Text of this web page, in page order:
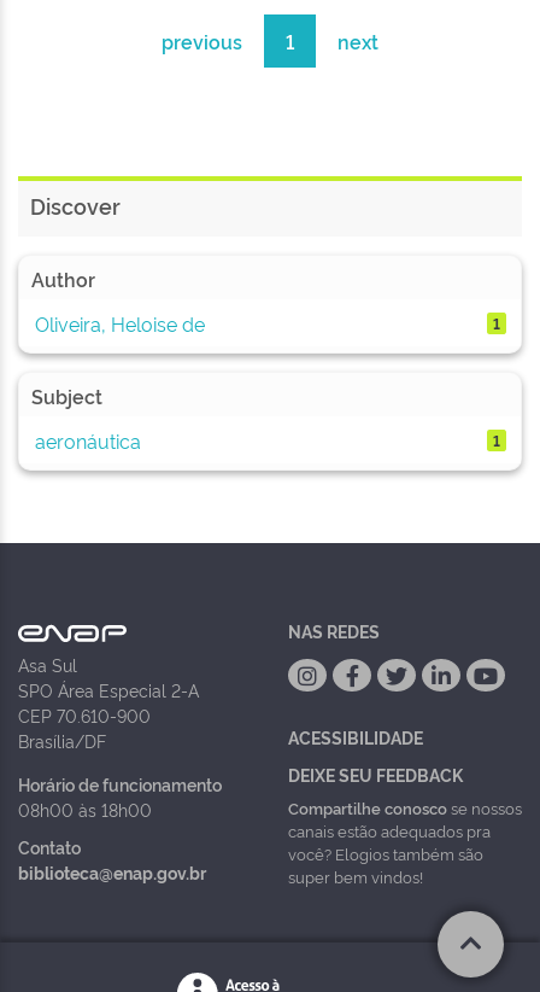
previous 1 next
Discover
Author
Oliveira, Heloise de
1
Subject
aeronáutica
1
Asa Sul
SPO Área Especial 2-A
CEP 70.610-900
Brasília/DF
Horário de funcionamento
08h00 às 18h00
Contato
biblioteca@enap.gov.br
NAS REDES
ACESSIBILIDADE
DEIXE SEU FEEDBACK
Compartilhe conoscose nossos
canais estão adequados pra
você? Elogios também são
super bem vindos!